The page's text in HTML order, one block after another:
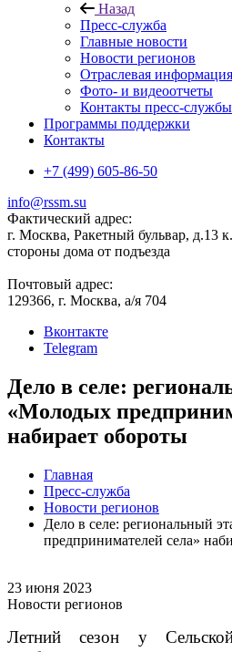
Назад
Пресс-служба
Главные новости
Новости регионов
Отраслевая информация
Фото- и видеоотчеты
Контакты пресс-службы
Программы поддержки
Контакты
+7 (499) 605-86-50
info@rssm.su
Фактический адрес:
г. Москва, Ракетный бульвар, д.13
стороны дома от подъезда
Почтовый адрес:
129366, г. Москва, а/я 704
Вконтакте
Telegram
Дело в селе:
«Молодых
набирает обороты
Главная
Пресс-служба
Новости регионов
Дело в селе: региональный
предпринимателей села»
23 июня 2023
Новости регионов
Летний сезон у